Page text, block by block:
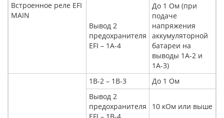
Встроенное реле EFI
MAIN
Вывод 2
предохранителя
EFI – 1А-4
До 1 Ом (при
подаче
напряжения
аккумуляторной
батареи на
выводы 1А-2 и
1А-3)
1В-2 – 1В-3
До 1 Ом
Вывод 2
предохранителя
10 кОм или выше